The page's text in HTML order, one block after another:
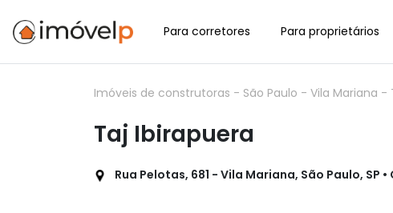
Para corretores Para proprietários
Imóveis de construtoras - São Paulo - Vila Mariana -
Taj Ibirapuera
Rua Pelotas, 681 - Vila Mariana, São Paulo, SP •